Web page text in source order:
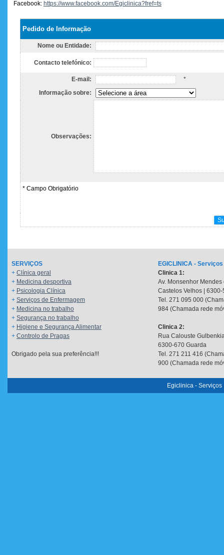
Facebook: https://www.facebook.com/Egiclinica?fref=ts
Pedido de Informação
Nome ou Entidade:
Contacto telefónico:
E-mail:
*
Informação sobre:
Observações:
* Campo Obrigatório
SERVIÇOS
+ Clínica geral
+ Medicina desportiva
+ Psicologia Clínica
+ Serviços de Enfermagem
+ Medicina no trabalho
+ Segurança no trabalho
+ Higiene e Segurança Alimentar
+ Controlo de Pragas
Obrigado pela sua preferência!!!
EGICLINICA -
Clinica 1:
Av. Monsenhor Mendes
Castelos Velhos |
Tel. 271 095 000
984 (Chamada rede
Clinica 2:
Rua Calouste
6300-670 Guarda
Tel. 271 211 416
900 (Chamada rede
Egiclinica -